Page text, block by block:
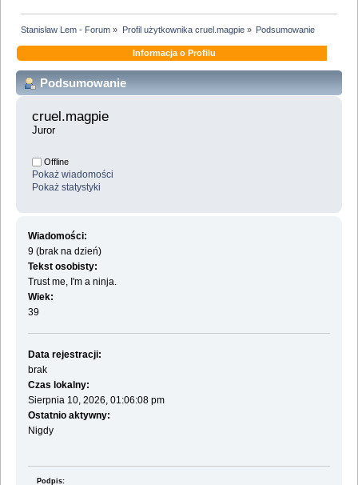
Stanisław Lem - Forum » Profil użytkownika cruel.magpie» Podsumowanie
Informacja o Profilu
Podsumowanie
cruel.magpie
Juror
Offline
Pokaż wiadomości
Pokaż statystyki
Wiadomości:
9 (brak na dzień)
Tekst osobisty:
Trust me, I'm a ninja.
Wiek:
39
Data rejestracji:
brak
Czas lokalny:
Sierpnia 10, 2026, 01:06:08 pm
Ostatnio aktywny:
Nigdy
Podpis: